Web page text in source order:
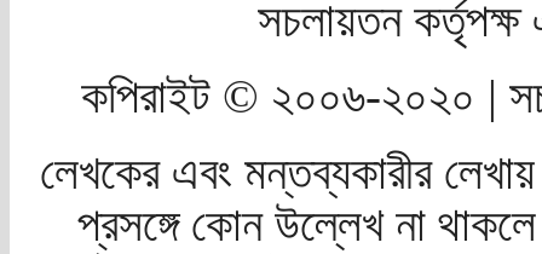
সচলায়তন
কপিরাইট © ২০০৬-২০২০ |
লেখকের এবং মন্তব্যকারীর
প্রসঙ্গে কোন উল্লেখ না